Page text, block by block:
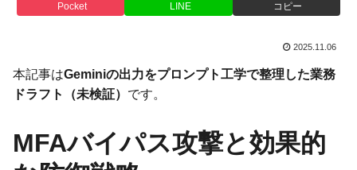
Pocket LINE コピー
2025.11.06
本記事はGeminiの出力をプロンプト工学で整理した業務
ドラフト（未検証） です。
MFAバイパス攻撃と効果的